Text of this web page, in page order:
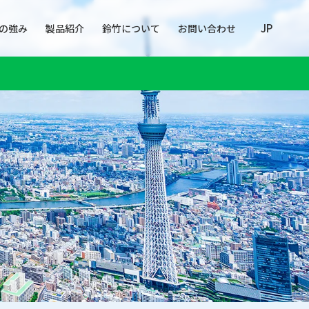
強み 製品紹介 鈴竹について お問い合わせ JP